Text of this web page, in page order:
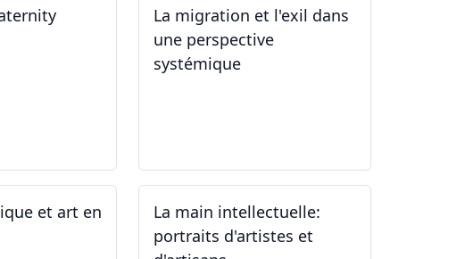
La migration et l'exil dans
une perspective
systémique
et art en
La main intellectuelle:
portraits d'artistes et